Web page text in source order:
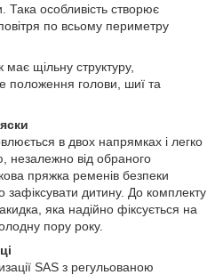
Така особливість створює
по всьому периметру
щільну структуру,
положення голови, шиї та
в двох напрямках і легко
незалежно від обраного
пряжка ременів безпеки
зафіксувати дитину. До комплекту
яка надійно фіксується на
пору року.
SAS з регульованою